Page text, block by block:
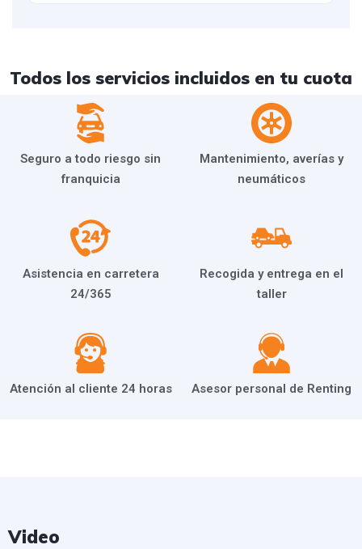
Todos los servicios incluidos en tu cuota
Seguro a todo riesgo sin
franquicia
Mantenimiento, averías y
neumáticos
Asistencia en carretera
24/365
Recogida y entrega en el
taller
Atención al cliente 24 horas Asesor personal de Renting
Video